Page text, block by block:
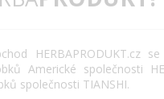
HERBAPRODUKT.cz
Americké společnosti
společnosti TIANSHI.